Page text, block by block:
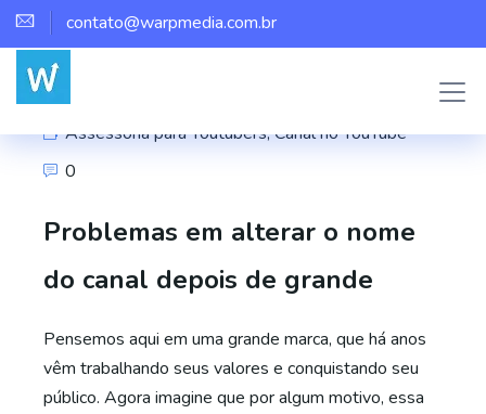
contato@warpmedia.com.br
Assessoria para Youtubers,Canal no YouTube
0
Problemas em alterar o nome
do canal depois de grande
Pensemos aqui em uma grande marca, que há anos
vêm trabalhando seus valores e conquistando seu
público. Agora imagine que por algum motivo, essa